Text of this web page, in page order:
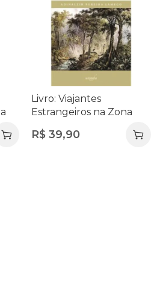
Livro: Viajantes
Estrangeiros na Zona
XIX – Adinalzir Pereira
R$ 39,90